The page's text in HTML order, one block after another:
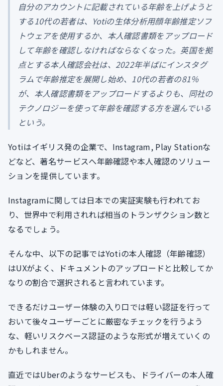
自分のアカウントに記載されている年齢を上げようと
する10代の若者は、Yotiの生体分析用顔年齢推定ソフ
トウェアを使用するか、本人確認書類をアップロード
して年齢を確認しなければならなくなった。英国を拠
点とする本人確認会社は、2022年半ばにインスタグ
ラムで年齢推定を展開し始め、10代の若者の81％
が、本人確認書類をアップロードするよりも、同社の
テクノロジーを使って年齢を確認する方を選んでいる
という。
Yotiはイギリス発の企業で、Instagram, Play Stationな
どなど、著名サービスへ年齢確認や本人確認のソリュー
ションを提供しています。
Instagramに関しては日本での実証実験も行われてお
り、世界中で利用されれば相当のトランザクション数と
なるでしょう。
そんな中、以下の記事ではYotiの本人確認（年齢確認）
はUXがよく、ドキュメントのアップロードと比較してか
なりの割合で選択されると言われています。
できるだけユーザー体験の入り口では軽い認証を行って
おいて後々ユーザーごとに厳密なチェックを行うよう
な、軽いリスクベース認証のような形式が増えていくの
かもしれません。
直近ではUberのようなサービスも、ドライバーの本人確